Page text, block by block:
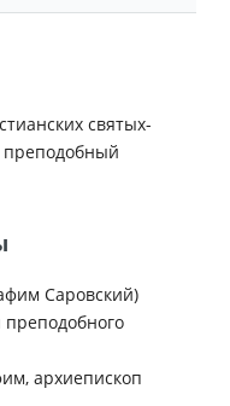
святых-
Саровский)
архиепископ